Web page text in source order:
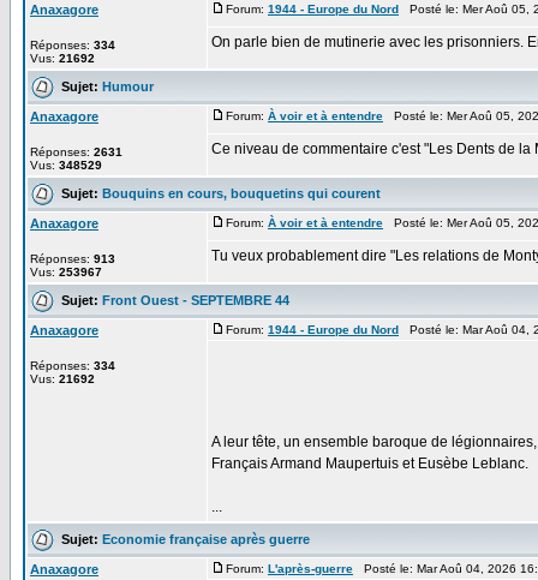
Anaxagore
Réponses: 334
Vus: 21692
Forum: 1944 - Europe du Nord Posté le: Mer Aoû
On parle bien de mutinerie avec les prisonniers.
Sujet: Humour
Anaxagore
Réponses: 2631
Vus: 348529
Forum: À voir et à entendre Posté le: Mer Aoû 05,
Ce niveau de commentaire c'est "Les Dents de la
Sujet: Bouquins en cours, bouquetins qui courent
Anaxagore
Réponses: 913
Vus: 253967
Forum: À voir et à entendre Posté le: Mer Aoû 05,
Tu veux probablement dire "Les relations de
Sujet: Front Ouest - SEPTEMBRE 44
Anaxagore
Réponses: 334
Vus: 21692
Forum: 1944 - Europe du Nord Posté le: Mar Aoû
A leur tête, un ensemble baroque de
Français Armand Maupertuis et Eusèbe Leblanc.
...
Sujet: Economie française après guerre
Anaxagore Forum: L'après-guerre Posté le: Mar Aoû 04, 2026